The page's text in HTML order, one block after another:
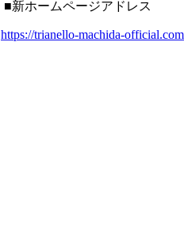
■新ホームページアドレス
https://trianello-machida-official.com